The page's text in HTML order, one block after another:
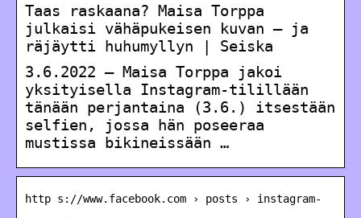
Taas raskaana? Maisa Torppa
julkaisi vähäpukeisen kuvan – ja
räjäytti huhumyllyn | Seiska
3.6.2022 — Maisa Torppa jakoi
yksityisella Instagram-tilillään
tänään perjantaina (3.6.) itsestään
selfien, jossa hän poseeraa
mustissa bikineissään …
http s://www.facebook.com › posts › instagram-